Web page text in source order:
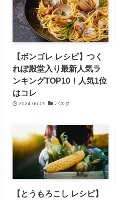
【ボンゴレ レシピ】つく
れぽ殿堂入り最新人気ラ
ンキングTOP10！人気1位
はコレ
2024-06-09 パスタ
【とうもろこし レシピ】